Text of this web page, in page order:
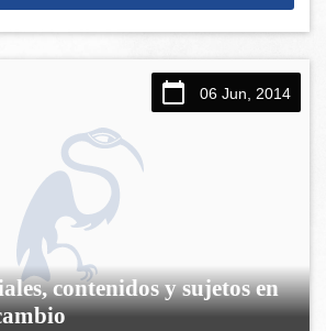
06 Jun, 2014
contenidos y sujetos en